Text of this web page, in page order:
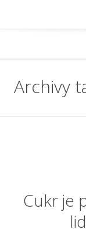
Archivy
Cukr je